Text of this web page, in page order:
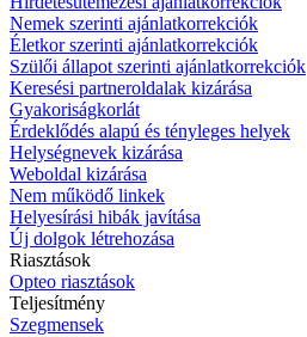
Nemek szerinti ajánlatkorrekciók
Életkor szerinti ajánlatkorrekciók
Szülői állapot szerinti ajánlatkorrekciók
Keresési partneroldalak kizárása
Gyakoriságkorlát
Érdeklődés alapú és tényleges helyek
Helységnevek kizárása
Weboldal kizárása
Nem működő linkek
Helyesírási hibák javítása
Új dolgok létrehozása
Riasztások
Opteo riasztások
Teljesítmény
Szegmensek